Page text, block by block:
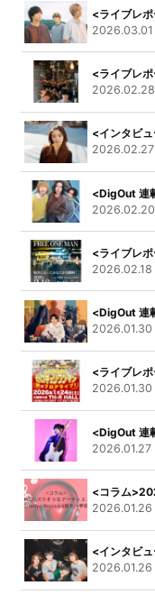
<ライブレ
2026.03.01
<ライブレ
2026.02.28
<インタビ
2026.02.27
<DigOut 連
2026.02.20
<ライブレ
2026.02.18
<DigOut 連
2026.01.30
<ライブレ
2026.01.30
<DigOut 連
2026.01.27
<コラム
2026.01.26
<インタビ
2026.01.26